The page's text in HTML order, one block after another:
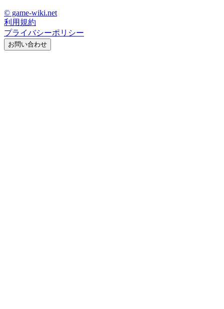
© game-wiki.net
利用規約
プライバシーポリシー
お問い合わせ